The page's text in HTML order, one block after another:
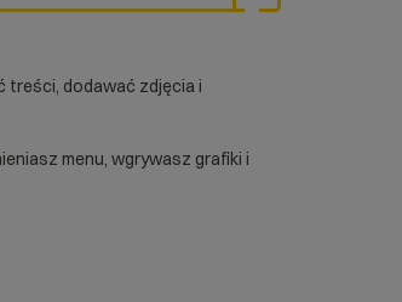
treści, dodawać zdjęcia i
menu, wgrywasz grafiki i